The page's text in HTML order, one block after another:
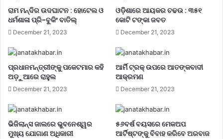
ରାମ ମନ୍ଦିର ଉଦଘାଟନ : ହୋଟେଲ ଓ
ଧର୍ମଶାଳା ପ୍ରି-ବୁକିଂ ବାତିଲ୍
December 21, 2023
ଓଡ଼ିଶାରେ ଆୟକର ଚଢଉ : ୩୫୧
କୋଟି ଟଙ୍କା ଜବତ
December 21, 2023
ପ୍ରଧାନମନ୍ତ୍ରୀଙ୍କୁ ପକେଟମାର କହି
ଅଡ଼ୁଆରେ ରାହୁଲ
December 21, 2023
ଆର୍ମି ଟ୍ରକ୍ ଉପରେ ଆତଙ୍କବାଦୀ
ଆକ୍ରମଣ
December 21, 2023
ଭିଜିଲାନ୍ସ ଜାଲରେ ଭୁବନେଶ୍ୱର
ମୁଖ୍ୟ ଯୋଗାଣ ଅଧିକାରୀ
୫୬ବର୍ଷ ବୟସରେ ମେକଅପ
ଆର୍ଟିଷ୍ଟଙ୍କୁ ବିବାହ କରିବେ ଅରବାଜ